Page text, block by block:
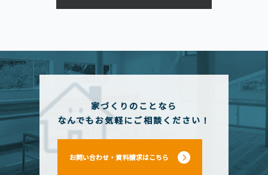
家づくりのことなら
なんでもお気軽にご相談ください！
お問い合わせ・資料請求はこちら